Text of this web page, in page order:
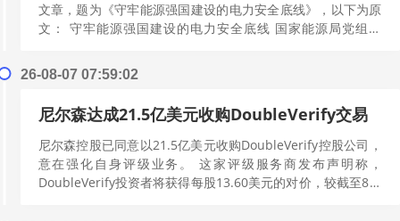
文章，题为《守牢能源强国建设的电力安全底线》，以下为原
文： 守牢能源强国建设的电力安全底线 国家能源局党组书
26-08-07 07:59:02
尼尔森达成21.5亿美元收购DoubleVerify交易
尼尔森控股已同意以21.5亿美元收购DoubleVerify控股公司，
意在强化自身评级业务。 这家评级服务商发布声明称，
DoubleVerify投资者将获得每股13.60美元的对价，较截至8月